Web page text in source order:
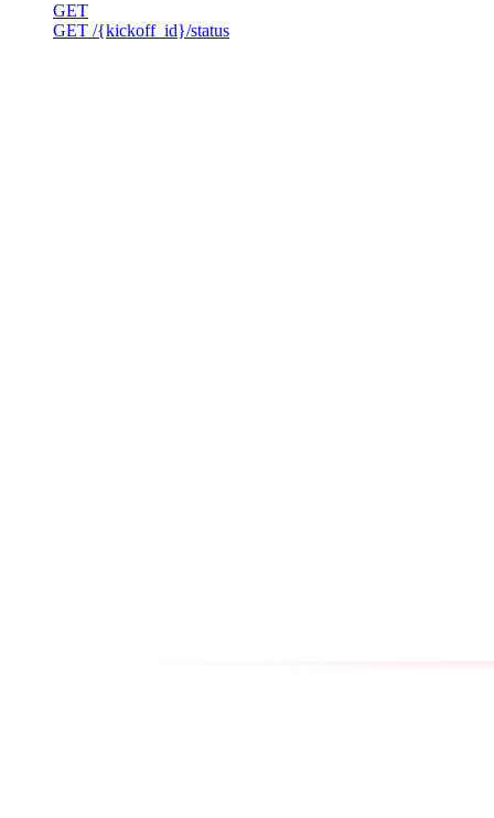
GET
GET /{kickoff_id}/status